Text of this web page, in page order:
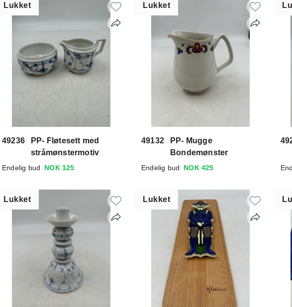
Lukket
49236
PP- Fløtesett med
stråmønstermotiv
Endelig bud NOK 125
Lukket
49132
PP- Mugge
Bondemønster
Endelig bud NOK 425
Lukket Lukket